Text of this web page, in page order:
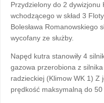
Przydzielony do 2 dywizjonu
wchodzącego w skład 3
Bolesława Romanowskiego
wycofany ze służby.
Napęd kutra stanowiły 4
gazowa przerobiona z
radzieckiej (Klimow WK 1) Z
prędkość maksymalną do 50